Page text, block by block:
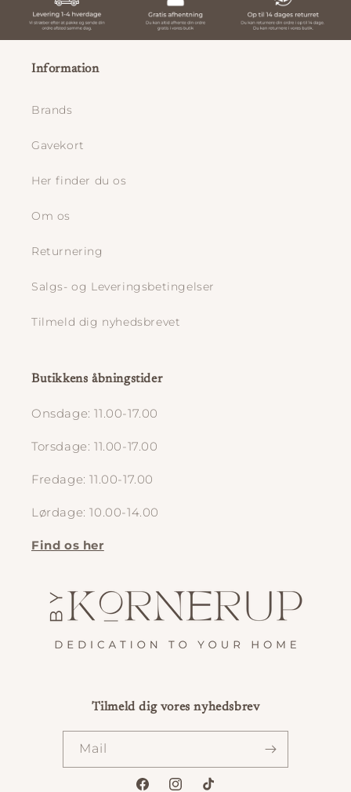
Information
Brands
Gavekort
Her finder du os
Om os
Returnering
Salgs- og Leveringsbetingelser
Tilmeld dig nyhedsbrevet
Butikkens åbningstider
Onsdage: 11.00-17.00
Torsdage: 11.00-17.00
Fredage: 11.00-17.00
Lørdage: 10.00-14.00
Find os her
Tilmeld dig vores nyhedsbrev
Mail